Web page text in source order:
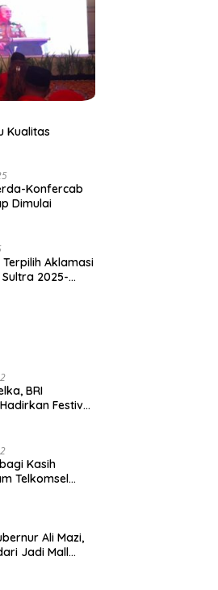
Kualitas
Konfercab
Dimulai
Aklamasi
2025-
BRI
Festival
Kasih
Telkomsel
Ali Mazi,
Jadi Mall